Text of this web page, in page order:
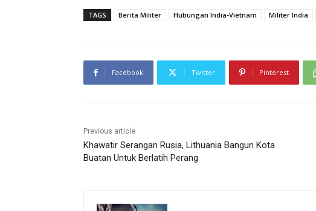
TAGS Berita Militer Hubungan India-Vietnam Militer India
Facebook Twitter Pinterest
Previous article
Khawatir Serangan Rusia, Lithuania Bangun Kota
Buatan Untuk Berlatih Perang